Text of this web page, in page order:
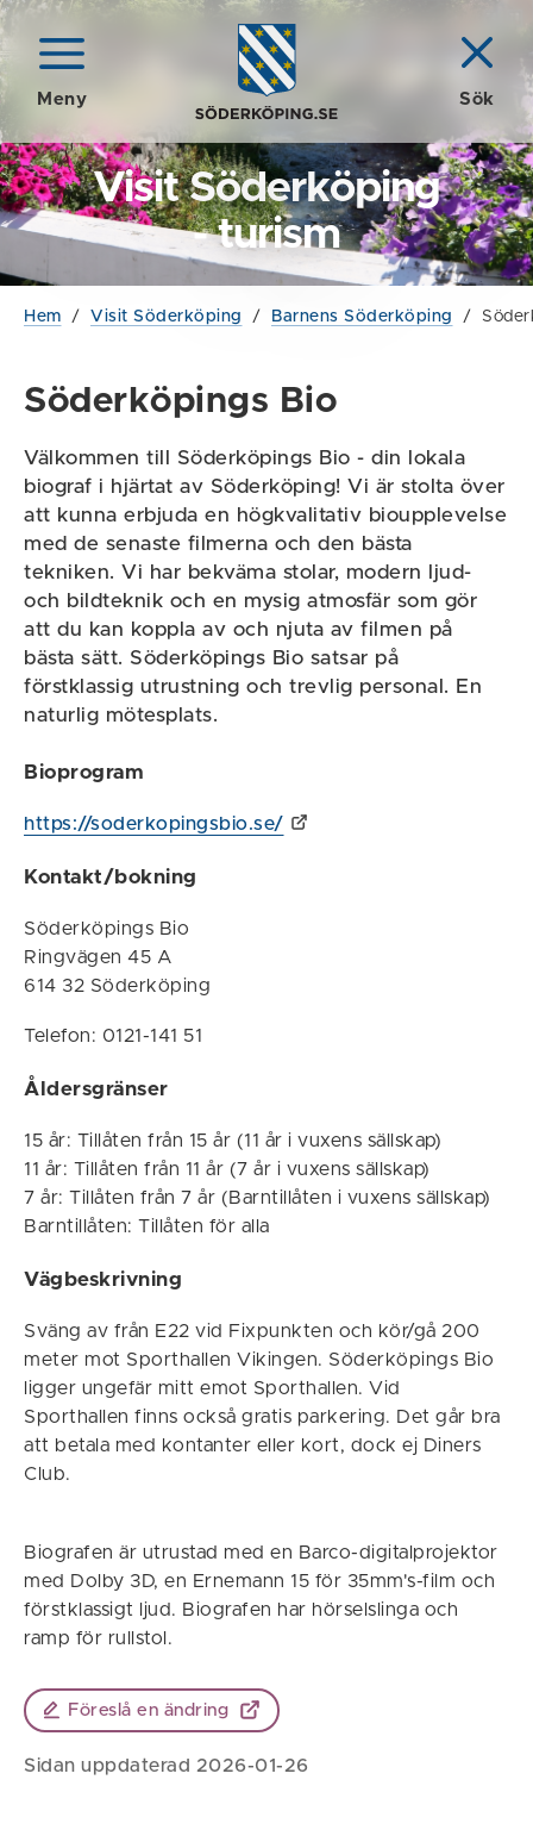
Meny Sök
Visit Söderköping
- turism
Hem / Visit Söderköping / Barnens Söderköping /
Söderköpings Bio
Välkommen till Söderköpings Bio - din lokala
biograf i hjärtat av Söderköping! Vi är stolta över
att kunna erbjuda en högkvalitativ bioupplevelse
med de senaste filmerna och den bästa
tekniken. Vi har bekväma stolar, modern ljud-
och bildteknik och en mysig atmosfär som gör
att du kan koppla av och njuta av filmen på
bästa sätt. Söderköpings Bio satsar på
förstklassig utrustning och trevlig personal. En
naturlig mötesplats.
Bioprogram
https://soderkopingsbio.se/
Kontakt/bokning
Söderköpings Bio
Ringvägen 45 A
614 32 Söderköping
Telefon: 0121-141 51
Åldersgränser
15 år: Tillåten från 15 år (11 år i vuxens sällskap)
11 år: Tillåten från 11 år (7 år i vuxens sällskap)
7 år: Tillåten från 7 år (Barntillåten i vuxens sällskap)
Barntillåten: Tillåten för alla
Vägbeskrivning
Sväng av från E22 vid Fixpunkten och kör/gå 200
meter mot Sporthallen Vikingen. Söderköpings Bio
ligger ungefär mitt emot Sporthallen. Vid
Sporthallen finns också gratis parkering. Det går bra
att betala med kontanter eller kort, dock ej Diners
Club.
Biografen är utrustad med en Barco-digitalprojektor
med Dolby 3D, en Ernemann 15 för 35mm's-film och
förstklassigt ljud. Biografen har hörselslinga och
ramp för rullstol.
Föreslå en ändring
Sidan uppdaterad 2026-01-26